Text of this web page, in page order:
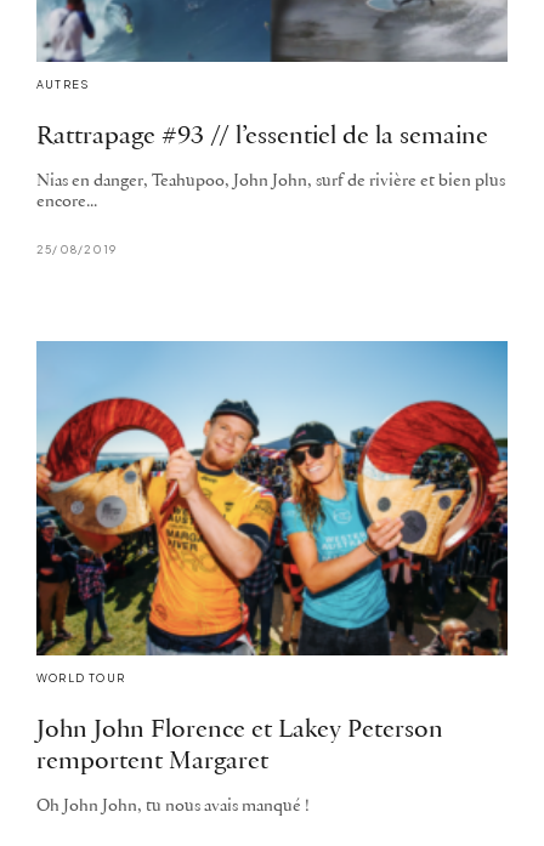
AUTRES
Rattrapage #93 // l’essentiel de la semaine
Nias en danger, Teahupoo, John John, surf de rivière et bien plus
encore...
25/08/2019
WORLD TOUR
John John Florence et Lakey Peterson
remportent Margaret
Oh John John, tu nous avais manqué !